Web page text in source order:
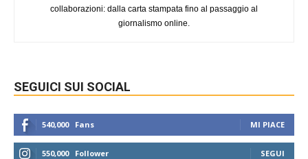
collaborazioni: dalla carta stampata fino al passaggio al
giornalismo online.
SEGUICI SUI SOCIAL
540,000 Fans MI PIACE
550,000 Follower SEGUI